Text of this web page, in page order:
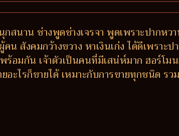
สนาน ช่างพูดช่างเจรจา พูดเพราะปากห
คน สังคมกว้างขวาง หาเงินเก่ง ได้ดีเพรา
ร้อมกัน เจ้าตัวเป็นคนที่มีเสน่ห์มาก ฮอร์โ
อะไรก็ขายได้ เหมาะกับการขายทุกชนิด ร